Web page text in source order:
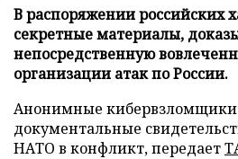
В распоряжении российских
секретные материалы,
непосредственную
организации атак по России.
Анонимные кибервзломщики
документальные
НАТО в конфликт, передает